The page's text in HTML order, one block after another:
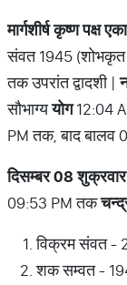
मार्गशीर्ष कृष्ण पक्ष
संवत 1945 (शोभकृत
तक उपरांत द्वादशी |
सौभाग्ययोग12:04
PM तक, बाद बालव
दिसम्बर 08 शुक्रवार
09:53 PM तक
विक्रम संवत -
शक सम्वत -